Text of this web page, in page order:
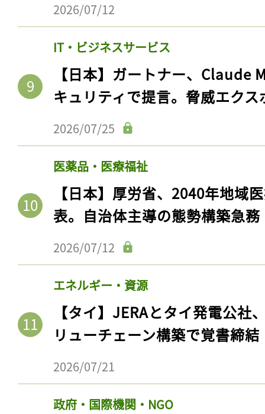
2026/07/12
IT・ビジネスサービス
【日本】ガートナー、Claude
キュリティで提言。脅威エク
2026/07/25
医薬品・医療福祉
【日本】厚労省、2040年地域
表。自治体主導の態勢構築急務
2026/07/12
エネルギー・資源
【タイ】JERAとタイ発電公社
リューチェーン構築で覚書締結
2026/07/21
政府・国際機関・NGO
記事をお気に入りに
ログインが必
ログイン